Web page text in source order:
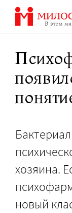
Перейти
содержанию
хозяина.
новый